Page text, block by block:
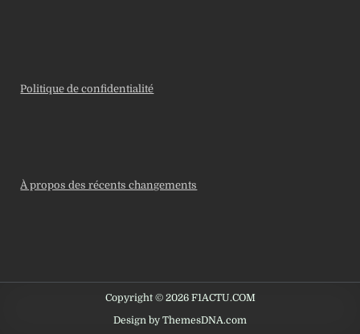
Politique de confidentialité
À propos des récents changements
Copyright © 2026 F1ACTU.COM
Design by ThemesDNA.com